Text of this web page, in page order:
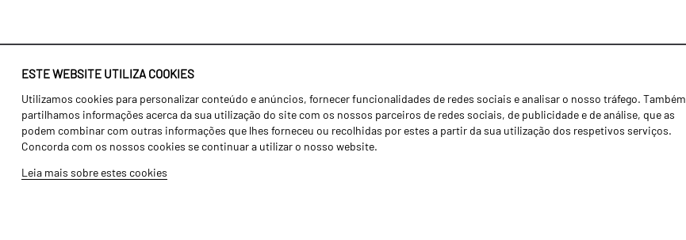
ESTE WEBSITE UTILIZA COOKIES
Utilizamos cookies para personalizar conteúdo e anúncios, fornecer funcionalidades de redes sociais e analisar o nosso tráfego. Também
partilhamos informações acerca da sua utilização do site com os nossos parceiros de redes sociais, de publicidade e de análise, que as
podem combinar com outras informações que lhes forneceu ou recolhidas por estes a partir da sua utilização dos respetivos serviços.
Concorda com os nossos cookies se continuar a utilizar o nosso website.
Leia mais sobre estes cookies
Identidade
História
Fábrica / Produção
Recursos Humanos
Agricultura
Transportes
Gama Floresta
Notícias
Concessionários